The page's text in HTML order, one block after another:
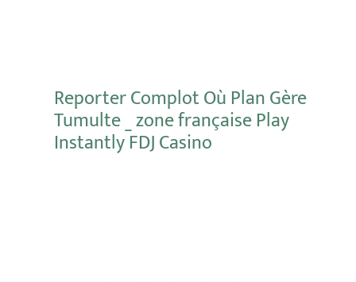
Reporter Complot Où Plan Gère
Tumulte _ zone française Play
Instantly FDJ Casino